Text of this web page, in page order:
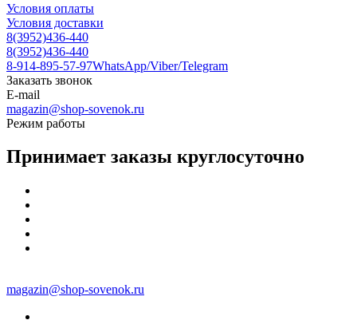
Условия оплаты
Условия доставки
8(3952)436-440
8(3952)436-440
8-914-895-57-97WhatsApp/Viber/Telegram
Заказать звонок
E-mail
magazin@shop-sovenok.ru
Режим работы
Принимает заказы круглосуточно
magazin@shop-sovenok.ru